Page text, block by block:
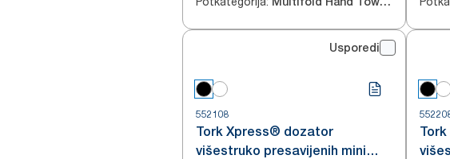
Usporedi
552108
Tork Xpress® dozator
višestruko presavijenih mini